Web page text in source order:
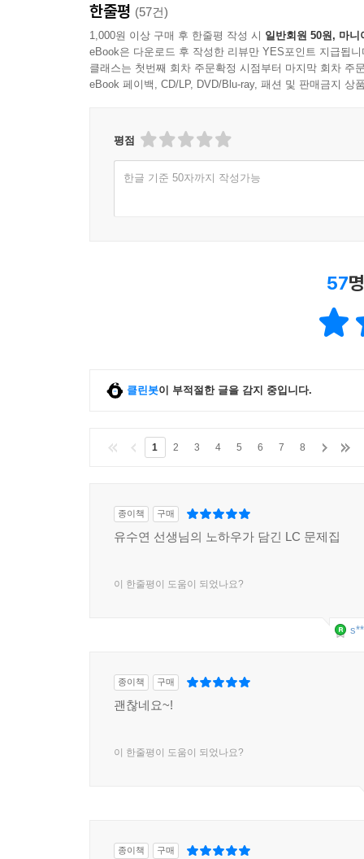
한줄평 (57건)
1,000원 이상 구매 후 한줄평 작성 시 일반회원 50원, 마니
eBook은 다운로드 후 작성한 리뷰만 YES포인트 지급됩니
클래스는 첫번째 회차 주문확정 시점부터 마지막 회차 주
eBook 페이백, CD/LP, DVD/Blu-ray, 패션 및 판매금지 상
평점
한글 기준 50자까지 작성가능
57
클린봇이 부적절한 글을 감지 중입니다.
1 2 3 4 5 6 7 8
종이책 구매
유수연 선생님의 노하우가 담긴 LC 문제집
이 한줄평이 도움이 되었나요?
종이책 구매
괜찮네요~!
이 한줄평이 도움이 되었나요?
종이책 구매